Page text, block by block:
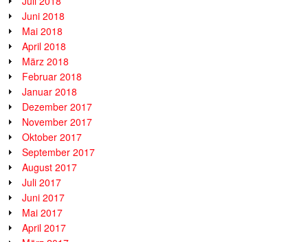
Juni 2018
Mai 2018
April 2018
März 2018
Februar 2018
Januar 2018
Dezember 2017
November 2017
Oktober 2017
September 2017
August 2017
Juli 2017
Juni 2017
Mai 2017
April 2017